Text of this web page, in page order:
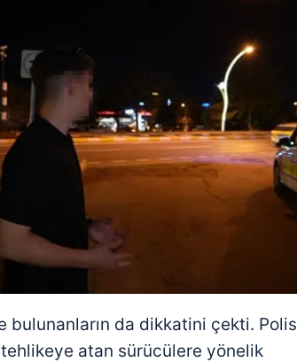
bulunanların da dikkatini çekti. Polis
atan sürücülere yönelik